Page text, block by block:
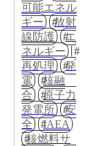
可能エネル
ギー
放射
線防護
エ
ネルギー
再処理
発
電
核融
合
原子力
発電所
安
全
IAEA
核燃料サ